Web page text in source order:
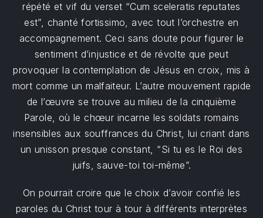
répété et vif du verset “Cum sceleratis reputates
est”, chanté fortissimo, avec tout l’orchestre en
accompagnement. Ceci sans doute pour figurer le
sentiment d’injustice et de révolte que peut
provoquer la contemplation de Jésus en croix, mis à
mort comme un malfaiteur. L’autre mouvement rapide
de l’œuvre se trouve au milieu de la cinquième
Parole, où le chœur incarne les soldats romains
insensibles aux souffrances du Christ, lui criant dans
un unisson presque constant, “Si tu es le Roi des
juifs, sauve-toi toi-même”.
On pourrait croire que le choix d’avoir confié les
paroles du Christ tour à tour à différents interprètes